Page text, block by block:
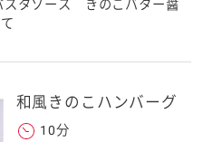
スタソース きのこバター醤
和風きのこハンバーグ
10分